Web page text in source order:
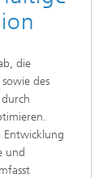
die
des
Entwicklung
und